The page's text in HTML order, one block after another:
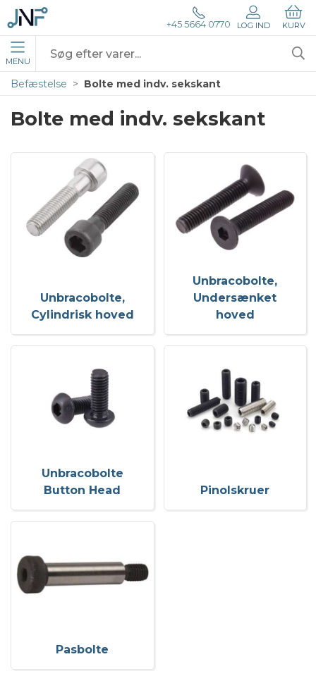
+45 5664 0770 LOG IND KURV
MENU
Befæstelse Bolte med indv. sekskant
Bolte med indv. sekskant
Unbracobolte,
Cylindrisk hoved
Unbracobolte,
Undersænket
hoved
Unbracobolte
Button Head
Pinolskruer
Pasbolte